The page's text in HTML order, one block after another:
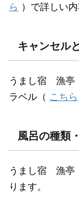
ら ）で詳しい
キャンセル
うまし宿 漁亭
ラベル（ こちら
風呂の種類
うまし宿 漁亭
ります。